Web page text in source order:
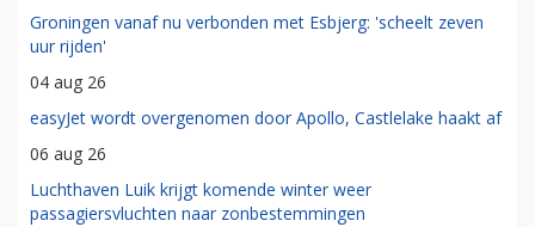
Groningen vanaf nu verbonden met Esbjerg: 'scheelt zeven
uur rijden'
04 aug 26
easyJet wordt overgenomen door Apollo, Castlelake haakt af
06 aug 26
Luchthaven Luik krijgt komende winter weer
passagiersvluchten naar zonbestemmingen